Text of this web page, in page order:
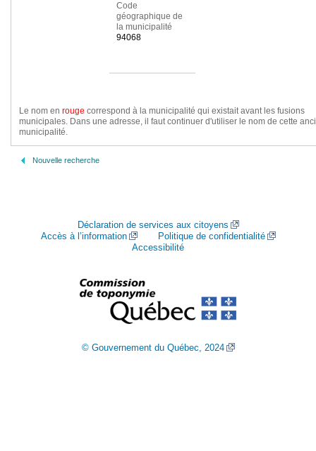
Code
géographique de
la municipalité
94068
Le nom en rouge correspond à la municipalité qui existait avant les fusions
municipales. Dans une adresse, il faut continuer d'utiliser le nom de cette
municipalité.
Nouvelle recherche
Déclaration de services aux citoyens
Accès à l’information
Politique de confidentialité
Accessibilité
© Gouvernement du Québec, 2024